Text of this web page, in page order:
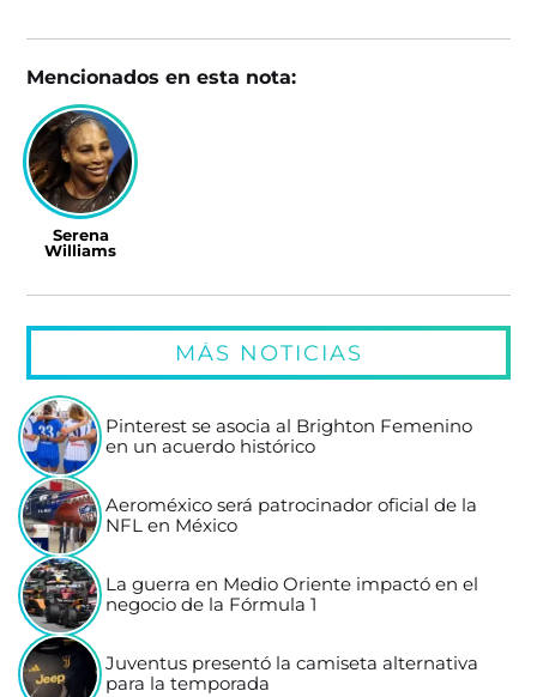
Mencionados en esta nota:
Serena
Williams
MÁS NOTICIAS
Pinterest se asocia al Brighton Femenino
en un acuerdo histórico
Aeroméxico será patrocinador oficial de la
NFL en México
La guerra en Medio Oriente impactó en el
negocio de la Fórmula 1
Juventus presentó la camiseta alternativa
para la temporada